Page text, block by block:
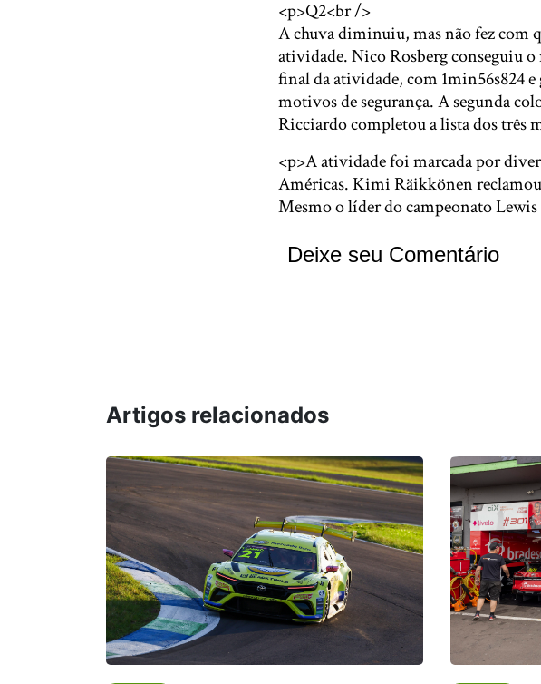
<p>Q2<br />
A chuva diminuiu, mas não fez com
atividade. Nico Rosberg conseguiu
final da atividade, com 1min56s824
motivos de segurança. A segunda
Ricciardo completou a lista dos três
<p>A atividade foi marcada por
Américas. Kimi Räikkönen
Mesmo o líder do campeonato
Deixe seu Comentário
Artigos relacionados